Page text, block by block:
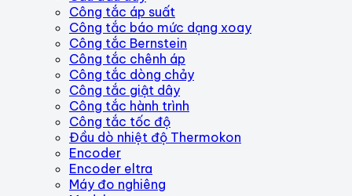
Công tắc áp suất
Công tắc báo mức dạng xoay
Công tắc Bernstein
Công tắc chênh áp
Công tắc dòng chảy
Công tắc giật dây
Công tắc hành trình
Công tắc tốc độ
Đầu dò nhiệt độ Thermokon
Encoder
Encoder eltra
Máy đo nghiêng